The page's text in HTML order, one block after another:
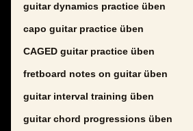
guitar dynamics practice üben
capo guitar practice üben
CAGED guitar practice üben
fretboard notes on guitar üben
guitar interval training üben
guitar chord progressions üben